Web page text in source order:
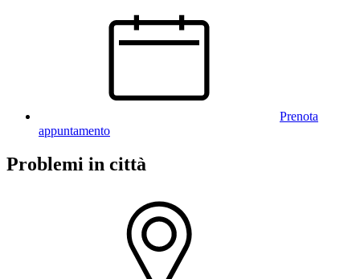
Prenota
appuntamento
Problemi in città